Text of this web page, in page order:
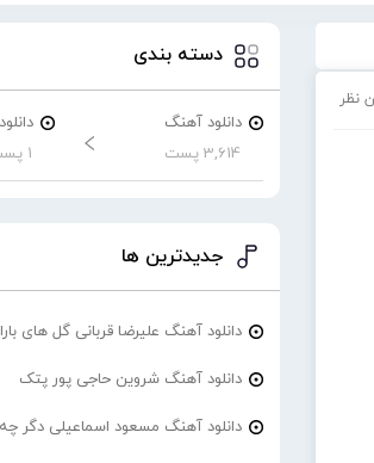
نظر
دسته بندی
دانلود آهنگ
3,614 پست
1 پست
جدیدترین ها
دانلود آهنگ علیرضا قربانی گل های
دانلود آهنگ شروین حاجی پور پتک
دانلود آهنگ مسعود اسماعیلی دگر